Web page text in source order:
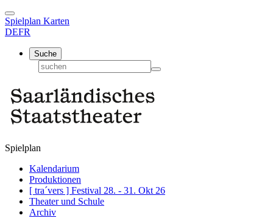
Spielplan Karten
DEFR
Suche
Spielplan
Kalendarium
Produktionen
[ tra´vers ] Festival 28. - 31. Okt 26
Theater und Schule
Archiv